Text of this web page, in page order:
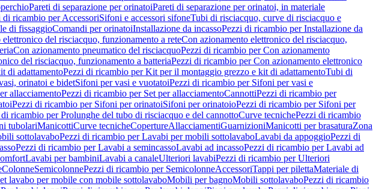
Pareti di separazione per orinatoiPareti di separazione per orinatoi, in materiale
di ricambio per AccessoriSifoni e accessori sifoneTubi di risciacquo, curve di risciacquo e
di fissaggioComandi per orinatoiInstallazione da incassoPezzi di ricambio per Installazione da
del risciacquo, funzionamento a reteCon azionamento elettronico del risciacquo,
Con azionamento pneumatico del risciacquoPezzi di ricambio per Con azionamento
del risciacquo, funzionamento a batteriaPezzi di ricambio per Con azionamento elettronico
di adattamentoPezzi di ricambio per Kit per il montaggio grezzo e kit di adattamentoTubi di
orinatoi e bidetSifoni per vasi e vuotatoiPezzi di ricambio per Sifoni per vasi e
allacciamentoPezzi di ricambio per Set per allacciamentoCannottiPezzi di ricambio per
Pezzi di ricambio per Sifoni per orinatoiSifoni per orinatoioPezzi di ricambio per Sifoni per
ricambio per Prolunghe del tubo di risciacquo e del cannottoCurve tecnichePezzi di ricambio
tubolariManicottiCurve tecnicheCopertureAllacciamentiGuarnizioniManicotti per brasaturaZona
sottolavaboPezzi di ricambio per Lavabi per mobili sottolavaboLavabi da appoggioPezzi di
Pezzi di ricambio per Lavabi a semincassoLavabi ad incassoPezzi di ricambio per Lavabi ad
Lavabi per bambiniLavabi a canaleUlteriori lavabiPezzi di ricambio per Ulteriori
ColonneSemicolonnePezzi di ricambio per SemicolonneAccessoriTappi per pilettaMateriale di
lavabo per mobile con mobile sottolavaboMobili per bagnoMobili sottolavaboPezzi di ricambio